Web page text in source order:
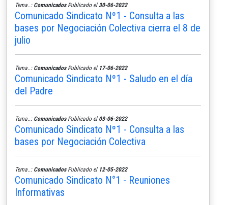
Tema..: ComunicadosPublicado el 30-06-2022
Comunicado Sindicato Nº1 - Consulta a las
bases por Negociación Colectiva cierra el 8 de
julio
Tema..: ComunicadosPublicado el 17-06-2022
Comunicado Sindicato Nº1 - Saludo en el día
del Padre
Tema..: ComunicadosPublicado el 03-06-2022
Comunicado Sindicato Nº1 - Consulta a las
bases por Negociación Colectiva
Tema..: ComunicadosPublicado el 12-05-2022
Comunicado Sindicato N°1 - Reuniones
Informativas